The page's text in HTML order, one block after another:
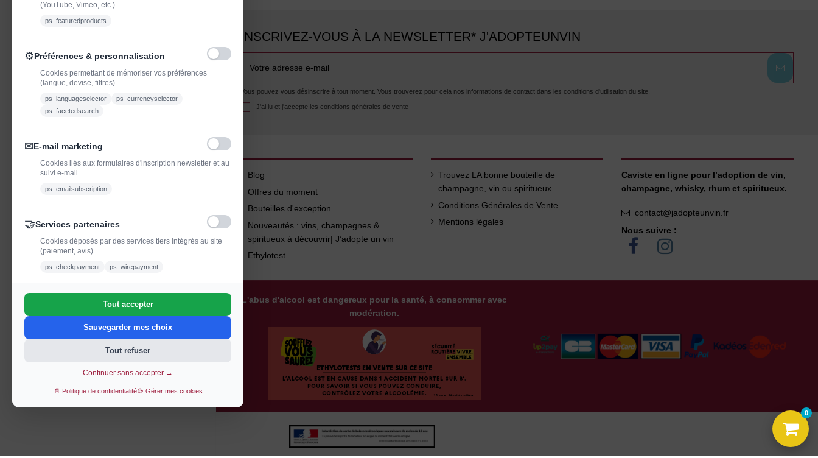
INSCRIVEZ-VOUS À LA NEWSLETTER* J'ADOPTEUNVIN
Vous pouvez vous désinscrire à tout moment. Vous trouverez pour cela nos informations de contact dans les conditions d'utilisation du site.
J'ai lu et j'accepte les conditions générales de vente
Blog
Offres du moment
Bouteilles d'exception
Nouveautés : vins, champagnes &
spiritueux à découvrir| J’adopte un vin
Ethylotest
Trouvez LA bonne bouteille de
champagne, vin ou spiritueux
Conditions Générales de Vente
Mentions légales
Caviste en ligne pour l’adoption de vin,
champagne, whisky, rhum et spiritueux.
contact@jadopteunvin.fr
Nous suivre :
L'abus d'alcool est dangereux pour la santé, à consommer avec
modération.
0
(YouTube, Vimeo, etc.).
ps_featuredproducts
⚙Préférences & personnalisation
Cookies permettant de mémoriser vos préférences
(langue, devise, filtres).
ps_languageselector
ps_currencyselector
ps_facetedsearch
✉E-mail marketing
Cookies liés aux formulaires d'inscription newsletter et au
suivi e-mail.
ps_emailsubscription
🤝Services partenaires
Cookies déposés par des services tiers intégrés au site
(paiement, avis).
ps_checkpayment ps_wirepayment
Tout accepter
Sauvegarder mes choix
Tout refuser
Continuer sans accepter →
📄 Politique de confidentialité🍪 Gérer mes cookies